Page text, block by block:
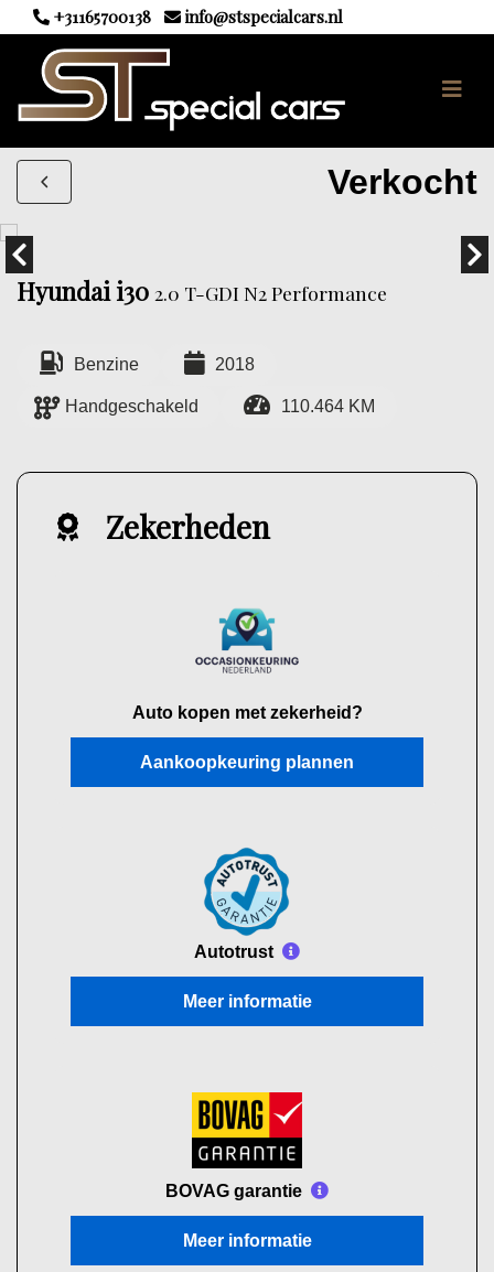
+31165700138 info@stspecialcars.nl
Verkocht
Hyundai i30 2.0 T-GDI N2 Performance
Benzine 2018
Handgeschakeld 110.464 KM
Zekerheden
Auto kopen met zekerheid?
Aankoopkeuring plannen
Autotrust
Meer informatie
BOVAG garantie
Meer informatie